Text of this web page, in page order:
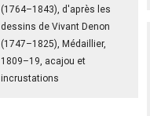
(1764–1843), d'après les
dessins de Vivant Denon
(1747–1825), Médaillier,
1809–19, acajou et
incrustations